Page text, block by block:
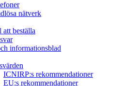
nätverk
att beställa
informationsblad
ICNIRP:s rekommendationer
EU:s rekommendationer